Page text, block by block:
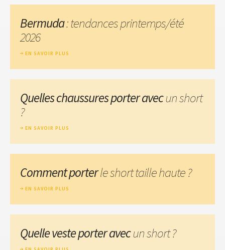
Bermuda: tendances printemps/été
2026
EN SAVOIR PLUS
Quelles chaussures porter avecun short
?
EN SAVOIR PLUS
Comment porterle short taille haute ?
EN SAVOIR PLUS
Quelle veste porter avecun short ?